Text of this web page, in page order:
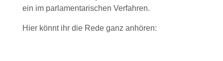
ein im parlamentarischen Verfahren.
Hier könnt ihr die Rede ganz anhören: